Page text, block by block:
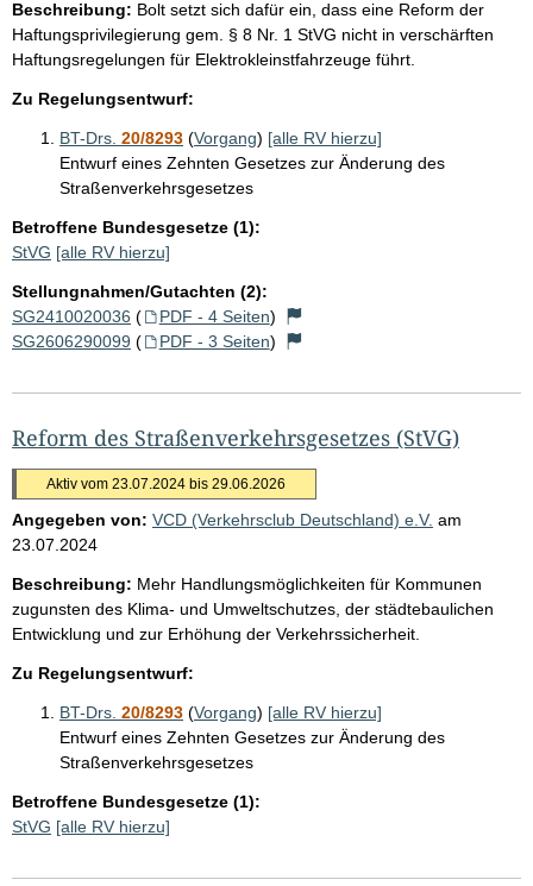
Beschreibung: Bolt setzt sich dafür ein, dass eine Reform der
Haftungsprivilegierung gem. § 8 Nr. 1 StVG nicht in verschärften
Haftungsregelungen für Elektrokleinstfahrzeuge führt.
Zu Regelungsentwurf:
BT-Drs. 20/8293 (Vorgang) [alle RV hierzu]
Entwurf eines Zehnten Gesetzes zur Änderung des
Straßenverkehrsgesetzes
Betroffene Bundesgesetze (1):
StVG [alle RV hierzu]
Stellungnahmen/Gutachten (2):
SG2410020036 ( PDF - 4 Seiten)
SG2606290099 ( PDF - 3 Seiten)
Reform des Straßenverkehrsgesetzes (StVG)
Aktiv vom 23.07.2024 bis 29.06.2026
Angegeben von: VCD (Verkehrsclub Deutschland) e.V. am
23.07.2024
Beschreibung: Mehr Handlungsmöglichkeiten für Kommunen
zugunsten des Klima- und Umweltschutzes, der städtebaulichen
Entwicklung und zur Erhöhung der Verkehrssicherheit.
Zu Regelungsentwurf:
BT-Drs. 20/8293 (Vorgang) [alle RV hierzu]
Entwurf eines Zehnten Gesetzes zur Änderung des
Straßenverkehrsgesetzes
Betroffene Bundesgesetze (1):
StVG [alle RV hierzu]